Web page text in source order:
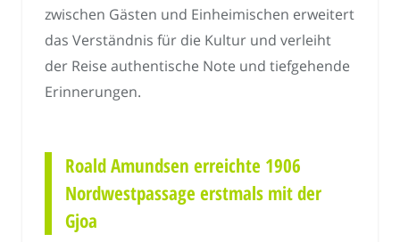
zwischen Gästen und Einheimischen erweitert
das Verständnis für die Kultur und verleiht
der Reise authentische Note und tiefgehende
Erinnerungen.
Roald Amundsen erreichte 1906
Nordwestpassage erstmals mit der
Gjoa